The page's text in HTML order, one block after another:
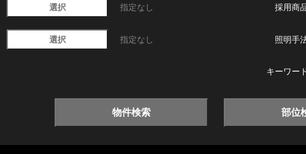
選択 指定なし 採用商
選択 指定なし 照明手
キーワー
物件検索 部位